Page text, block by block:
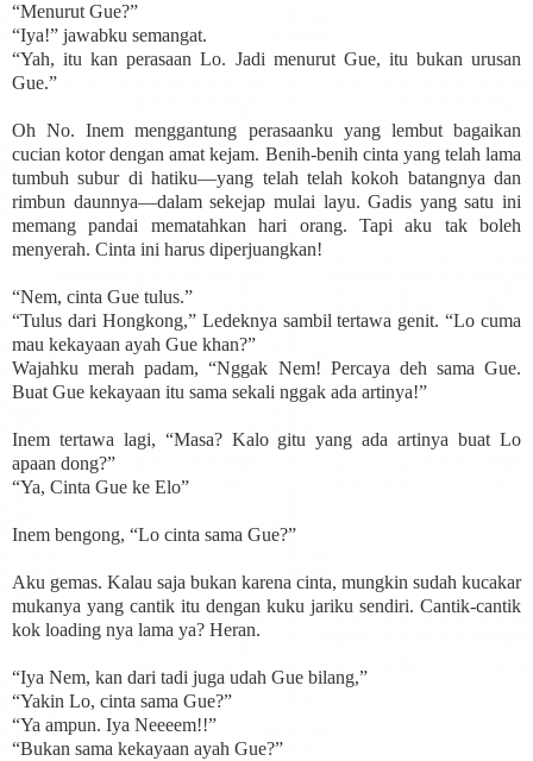
“Menurut Gue?”
“Iya!” jawabku semangat.
“Yah, itu kan perasaan Lo. Jadi menurut Gue, itu bukan urusan
Gue.”
Oh No. Inem menggantung perasaanku yang lembut bagaikan
cucian kotor dengan amat kejam. Benih-benih cinta yang telah lama
tumbuh subur di hatiku—yang telah telah kokoh batangnya dan
rimbun daunnya—dalam sekejap mulai layu. Gadis yang satu ini
memang pandai mematahkan hari orang. Tapi aku tak boleh
menyerah. Cinta ini harus diperjuangkan!
“Nem, cinta Gue tulus.”
“Tulus dari Hongkong,” Ledeknya sambil tertawa genit. “Lo cuma
mau kekayaan ayah Gue khan?”
Wajahku merah padam, “Nggak Nem! Percaya deh sama Gue.
Buat Gue kekayaan itu sama sekali nggak ada artinya!”
Inem tertawa lagi, “Masa? Kalo gitu yang ada artinya buat Lo
apaan dong?”
“Ya, Cinta Gue ke Elo”
Inem bengong, “Lo cinta sama Gue?”
Aku gemas. Kalau saja bukan karena cinta, mungkin sudah kucakar
mukanya yang cantik itu dengan kuku jariku sendiri. Cantik-cantik
kok loading nya lama ya? Heran.
“Iya Nem, kan dari tadi juga udah Gue bilang,”
“Yakin Lo, cinta sama Gue?”
“Ya ampun. Iya Neeeem!!”
“Bukan sama kekayaan ayah Gue?”